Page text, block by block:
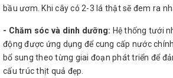
bầu ươm. Khi cây có 2-3 lá thật sẽ đem ra
- Chăm sóc và dinh dưỡng: Hệ thống tưới
động được ứng dụng để cung cấp nước
bổ sung theo từng giai đoạn phát triển để
cấu trúc thịt quả đẹp.